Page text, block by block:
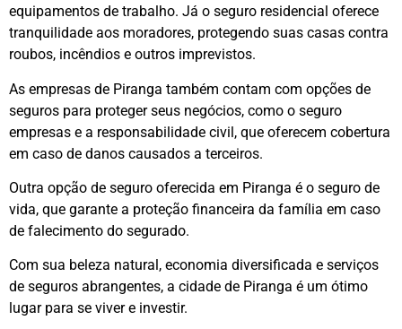
equipamentos de trabalho. Já o seguro residencial oferece
tranquilidade aos moradores, protegendo suas casas contra
roubos, incêndios e outros imprevistos.
As empresas de Piranga também contam com opções de
seguros para proteger seus negócios, como o seguro
empresas e a responsabilidade civil, que oferecem cobertura
em caso de danos causados a terceiros.
Outra opção de seguro oferecida em Piranga é o seguro de
vida, que garante a proteção financeira da família em caso
de falecimento do segurado.
Com sua beleza natural, economia diversificada e serviços
de seguros abrangentes, a cidade de Piranga é um ótimo
lugar para se viver e investir.